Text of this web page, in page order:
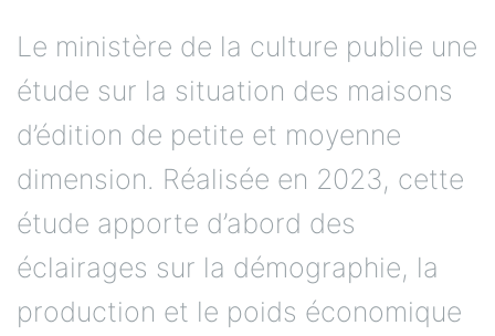
Le ministère de la culture publie une
étude sur la situation des maisons
d’édition de petite et moyenne
dimension. Réalisée en 2023, cette
étude apporte d’abord des
éclairages sur la démographie, la
production et le poids économique